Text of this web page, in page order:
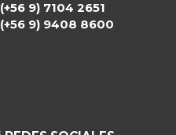
(+56 9) 7104 2651
(+56 9) 9408 8600